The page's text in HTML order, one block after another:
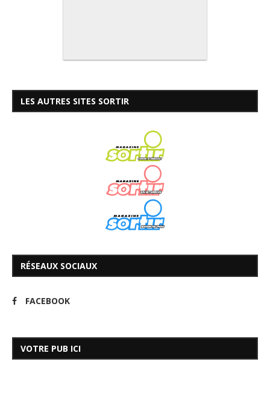
LES AUTRES SITES SORTIR
RÉSEAUX SOCIAUX
FACEBOOK
VOTRE PUB ICI